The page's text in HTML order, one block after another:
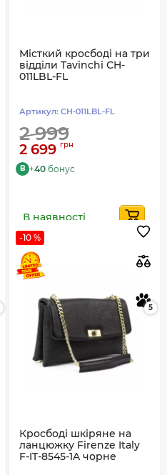
Місткий кросбоді на три
відділи Tavinchi CH-
011LBL-FL
Артикул: CH-011LBL-FL
2 999
2 699 грн
B +40 бонус
В наявності
-10 %
5
Кросбоді шкіряне на
ланцюжку Firenze Italy
F-IT-8545-1A чорне